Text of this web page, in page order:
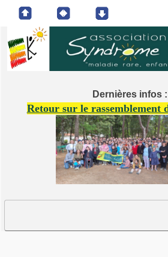
Dernières infos :
Retour sur le rassemblement